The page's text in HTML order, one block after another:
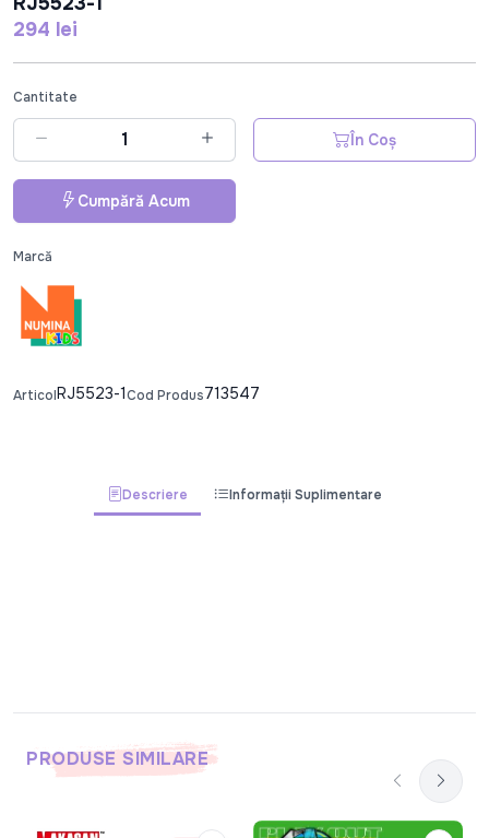
294 lei
Cantitate
În Coș
Cumpără Acum
Marcă
ArticolRJ5523-1Cod Produs713547
Descriere Informații Suplimentare
PRODUSE SIMILARE